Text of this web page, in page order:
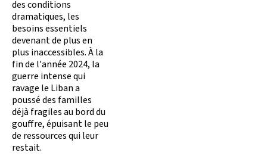
des conditions
dramatiques, les
besoins essentiels
devenant de plus en
plus inaccessibles. À la
fin de l'année 2024, la
guerre intense qui
ravage le Liban a
poussé des familles
déjà fragiles au bord du
gouffre, épuisant le peu
de ressources qui leur
restait.